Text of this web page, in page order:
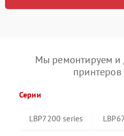
Мы ремонтируем и
принтеров
Серии
LBP7200 series